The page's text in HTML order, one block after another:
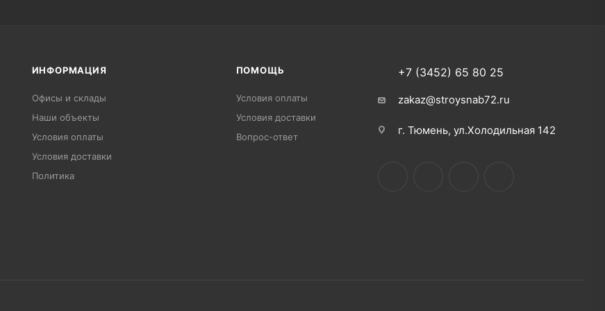
ИНФОРМАЦИЯ
Офисы и склады
Наши объекты
Условия оплаты
Условия доставки
Политика
ПОМОЩЬ
Условия оплаты
Условия доставки
Вопрос-ответ
+7 (3452) 65 80 25
zakaz@stroysnab72.ru
г. Тюмень, ул.Холодильная 142